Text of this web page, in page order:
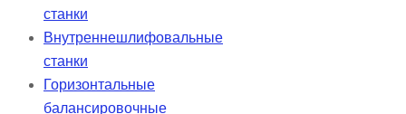
станки
Внутреннешлифовальные
станки
Горизонтальные
балансировочные